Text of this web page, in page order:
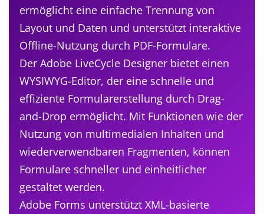
ermöglicht eine einfache Trennung von
Layout und Daten und unterstützt interaktive
Offline-Nutzung durch PDF-Formulare.
Der Adobe LiveCycle Designer bietet einen
WYSIWYG-Editor, der eine schnelle und
effiziente Formularerstellung durch Drag-
and-Drop ermöglicht. Mit Funktionen wie der
Nutzung von multimedialen Inhalten und
wiederverwendbaren Fragmenten, können
Formulare schneller und einheitlicher
gestaltet werden.
Adobe Forms unterstützt XML-basierte